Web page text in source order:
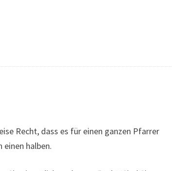
Recht, dass es für einen ganzen Pfarrer
einen halben.